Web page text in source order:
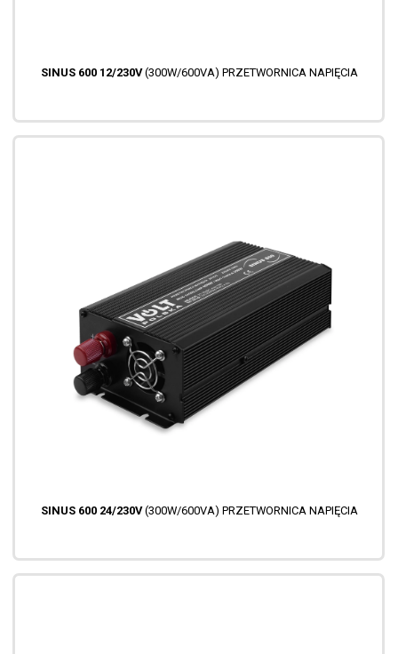
SINUS 600 12/230V(300W/600VA) PRZETWORNICA NAPIĘCIA
SINUS 600 24/230V(300W/600VA) PRZETWORNICA NAPIĘCIA